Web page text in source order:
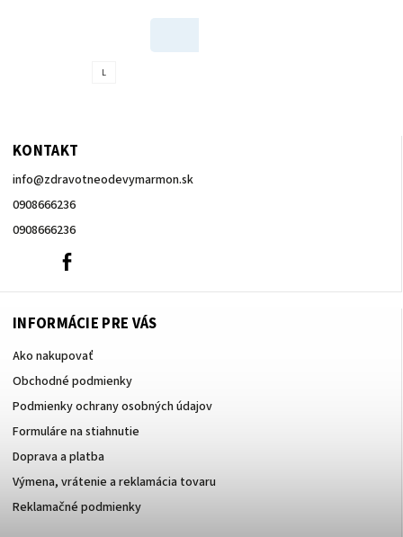
L
KONTAKT
info@zdravotneodevymarmon.sk
0908666236
0908666236
0908666236
INFORMÁCIE PRE VÁS
Ako nakupovať
Obchodné podmienky
Podmienky ochrany osobných údajov
Formuláre na stiahnutie
Doprava a platba
Výmena, vrátenie a reklamácia tovaru
Reklamačné podmienky